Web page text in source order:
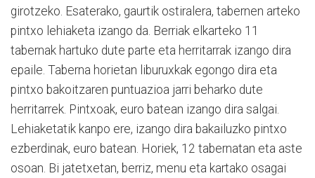
girotzeko. Esaterako, gaurtik ostiralera, tabernen arteko
pintxo lehiaketa izango da. Berriak elkarteko 11
tabernak hartuko dute parte eta herritarrak izango dira
epaile. Taberna horietan liburuxkak egongo dira eta
pintxo bakoitzaren puntuazioa jarri beharko dute
herritarrek. Pintxoak, euro batean izango dira salgai.
Lehiaketatik kanpo ere, izango dira bakailuzko pintxo
ezberdinak, euro batean. Horiek, 12 tabernatan eta aste
osoan. Bi jatetxetan, berriz, menu eta kartako osagai